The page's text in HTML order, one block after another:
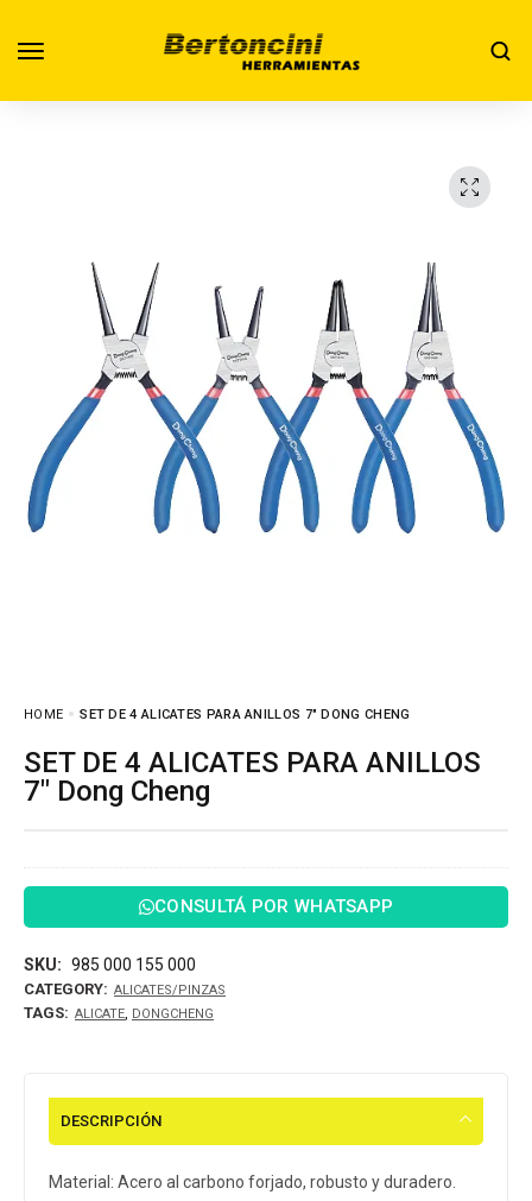
HOME SET DE 4 ALICATES PARA ANILLOS 7″ DONG CHENG
SET DE 4 ALICATES PARA ANILLOS
7″ Dong Cheng
CONSULTÁ POR WHATSAPP
SKU: 985 000 155 000
CATEGORY: ALICATES/PINZAS
TAGS: ALICATE, DONGCHENG
DESCRIPCIÓN
Material: Acero al carbono forjado, robusto y duradero.